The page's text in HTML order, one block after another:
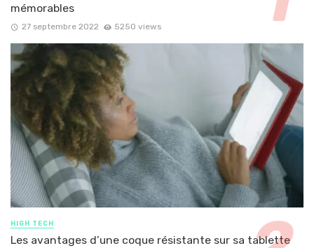
mémorables
27 septembre 2022 5250 views
HIGH TECH
Les avantages d’une coque résistante sur sa tablette